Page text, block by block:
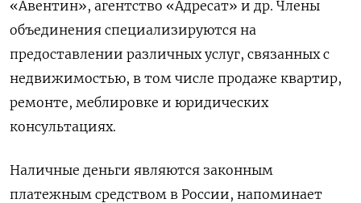
«Авентин», агентство «Адресат» и др. Члены
объединения специализируются на
предоставлении различных услуг, связанных с
недвижимостью, в том числе продаже квартир,
ремонте, меблировке и юридических
консультациях.
Наличные деньги являются законным
платежным средством в России, напоминает